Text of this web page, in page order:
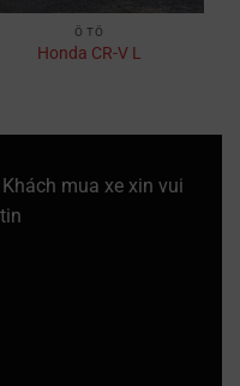
Ô TÔ
Honda CR-V L
mua xe xin vui